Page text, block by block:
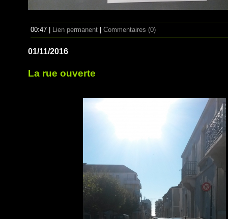
00:47 | Lien permanent Commentaires (0)
01/11/2016
La rue ouverte